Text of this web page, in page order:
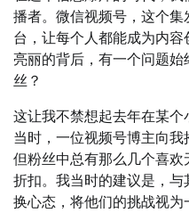
播者。微信视频号，这个
台，让每个人都能成为内
亮丽的背后，有一个问题
丝？
这让我不禁想起去年在某个
当时，一位视频号博主向我
但粉丝中总有那么几个喜
折扣。我当时的建议是，
换心态，将他们的挑战视